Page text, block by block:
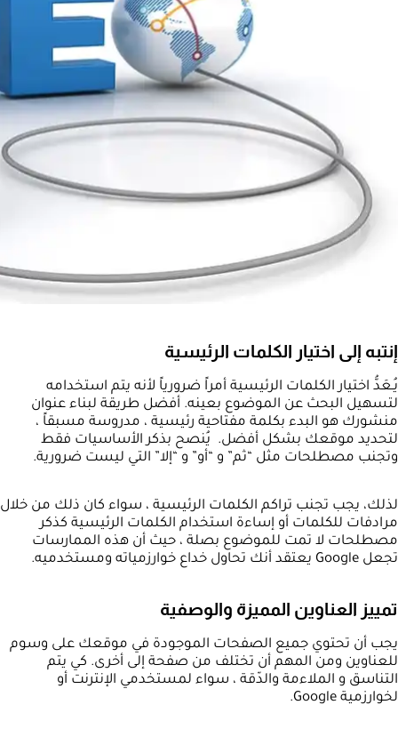
إنتبه إلى اختيار الكلمات الرئيسية
يُـعَدُّ اختيار الكلمات الرئيسية أمراً ضرورياً لأنه يتم استخدامه
لتسهيل البحث عن الموضوع بعينه. أفضل طريقة لبناء عنوان
منشورك هو البدء بكلمة مفتاحية رئيسية ، مدروسة مسبقاً ،
لتحديد موقعك بشكل أفضل. يُنصح بذكر الأساسيات فقط
وتجنب مصطلحات مثل “ثم” و “أو” و “إلا” التي ليست ضرورية.
لذلك، يجب تجنب تراكم الكلمات الرئيسية ، سواء كان ذلك من خلال
مرادفات للكلمات أو إساءة استخدام الكلمات الرئيسية كذكر
مصطلحات لا تمت للموضوع بصلة ، حيث أن هذه الممارسات
تجعل Google يعتقد أنك تحاول خداع خوارزمياته ومستخدميه.
تمييز العناوين المميزة والوصفية
يجب أن تحتوي جميع الصفحات الموجودة في موقعك على وسوم
للعناوين ومن المهم أن تختلف من صفحة إلى أخرى. كي يتم
التناسق و الملاءمة والدّقة ، سواء لمستخدمي الإنترنت أو
لخوارزمية Google.